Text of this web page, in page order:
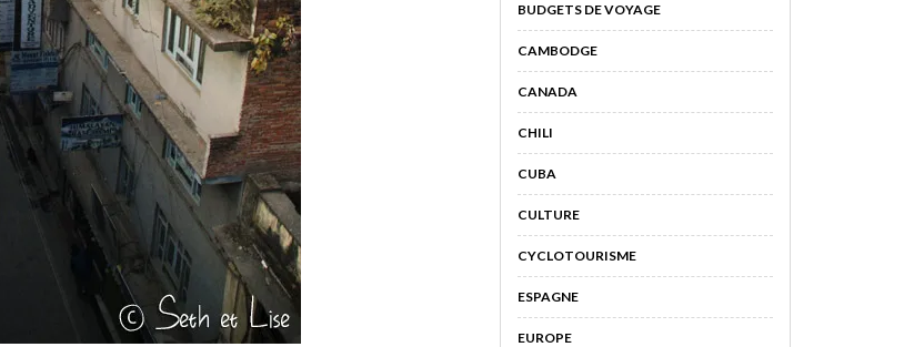
BUDGETS DE VOYAGE
CAMBODGE
CANADA
CHILI
CUBA
CULTURE
CYCLOTOURISME
ESPAGNE
EUROPE